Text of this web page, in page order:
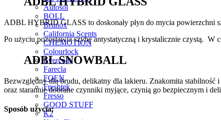
Autosol
BOLL
Brunox
California Scents
CHEMOTION
Colourlock
Evercoat
Farecla
FOEN
Freshtek
Fresso
GOOD STUFF
K2
ADBL HYBRID GLASS to doskonały płyn do mycia powierzchni
Po użyciu pozostawia szybę antystatyczną i krystalicznie czystą. W
ADBL SNOWBALL
Bezwzględny dla brudu, delikatny dla lakieru. Znakomita stabilność
oraz starannie dobrane czynniki myjące, czynią go bezpiecznym i
Sposób użycia: